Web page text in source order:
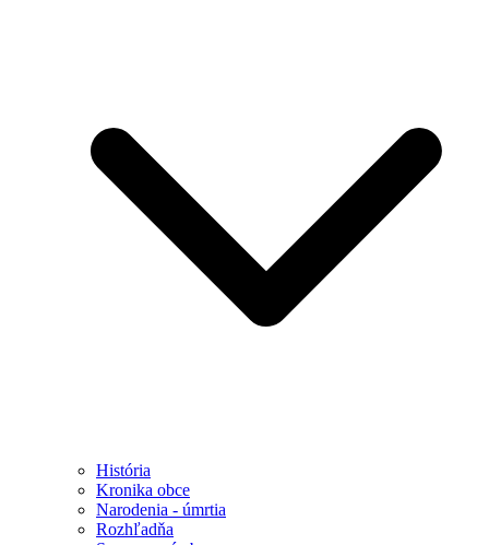
História
Kronika obce
Narodenia - úmrtia
Rozhľadňa